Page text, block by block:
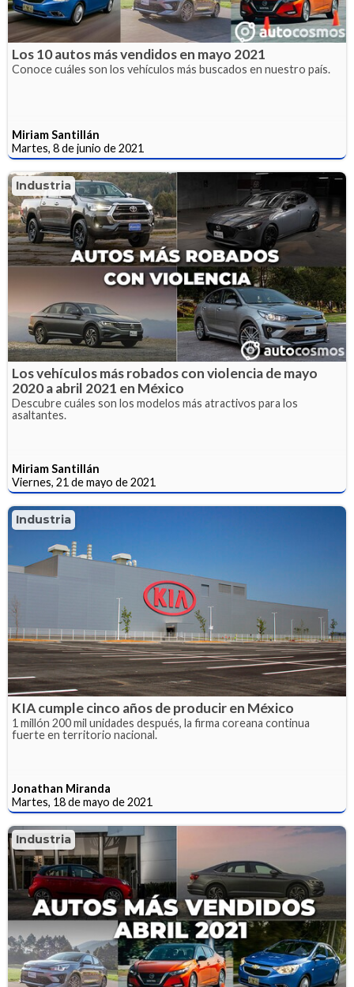
Los 10 autos más vendidos en mayo 2021
Conoce cuáles son los vehículos más buscados en nuestro país.
Miriam Santillán
Martes, 8 de junio de 2021
Industria
Los vehículos más robados con violencia de mayo
2020 a abril 2021 en México
Descubre cuáles son los modelos más atractivos para los
asaltantes.
Miriam Santillán
Viernes, 21 de mayo de 2021
Industria
KIA cumple cinco años de producir en México
1 millón 200 mil unidades después, la firma coreana continua
fuerte en territorio nacional.
Jonathan Miranda
Martes, 18 de mayo de 2021
Industria